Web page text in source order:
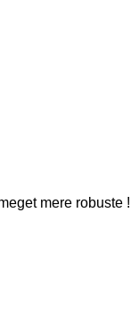
mere robuste !